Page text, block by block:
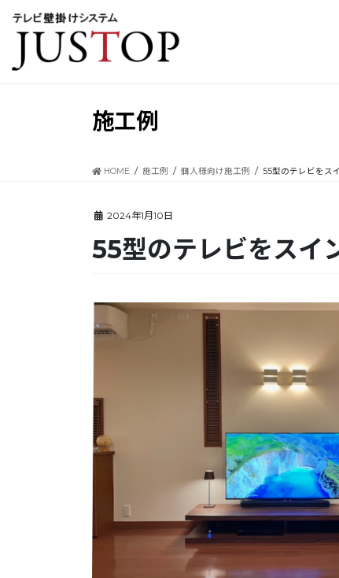
施工例
HOME 施工例 個人様向け施工例 55型のテレビをス
2024年1月10日
55型のテレビをスイ